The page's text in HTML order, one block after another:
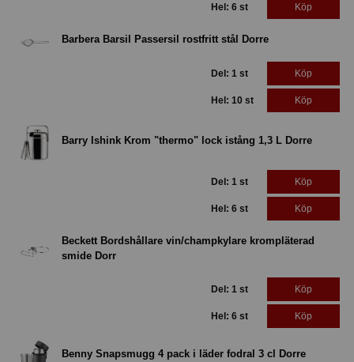
Hel: 6 st Köp
Barbera Barsil Passersil rostfritt stål Dorre
Del: 1 st Köp
Hel: 10 st Köp
Barry Ishink Krom "thermo" lock istång 1,3 L Dorre
Del: 1 st Köp
Hel: 6 st Köp
Beckett Bordshållare vin/champkylare krompläterad
smide Dorr
Del: 1 st Köp
Hel: 6 st Köp
Benny Snapsmugg 4 pack i läder fodral 3 cl Dorre